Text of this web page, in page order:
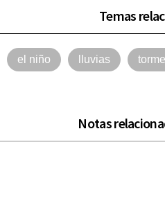
Temas
el niño lluvias
Notas